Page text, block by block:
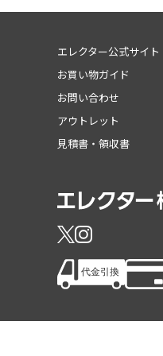
エレクター公式サイト
お買い物ガイド
お問い合わせ
アウトレット
見積書・領収書